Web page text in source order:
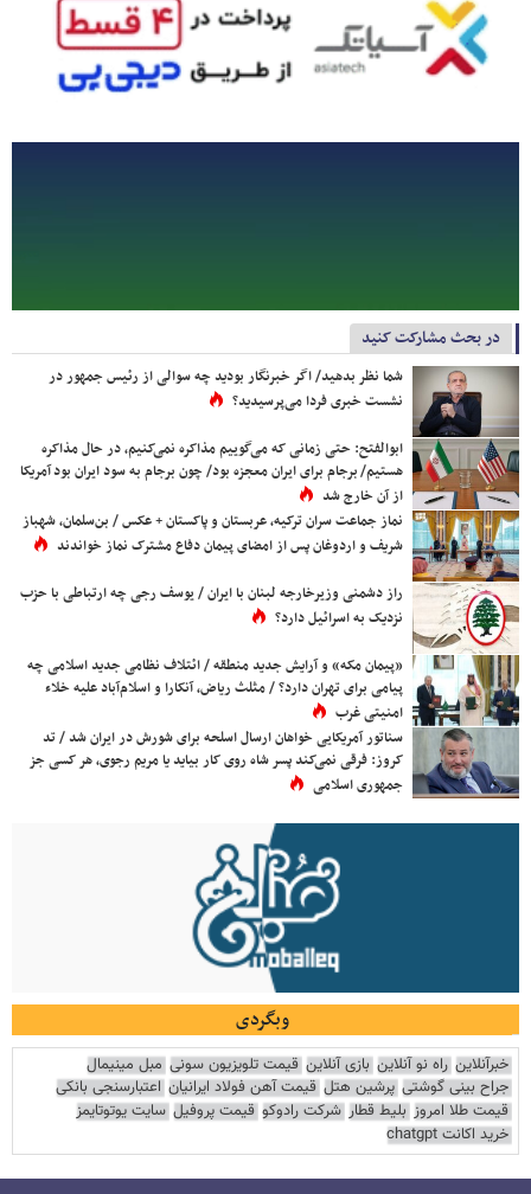
در بحث مشارکت کنید
شما نظر بدهید/ اگر خبرنگار بودید چه سوالی از رئیس جمهور در
نشست خبری فردا می‌پرسیدید؟
ابوالفتح: حتی زمانی که می‌گوییم مذاکره نمی‌کنیم، در حال مذاکره
هستیم/ برجام برای ایران معجزه بود/ چون برجام به سود ایران بود آمریکا
از آن خارج شد
نماز جماعت سران ترکیه، عربستان و پاکستان + عکس / بن‌سلمان، شهباز
شریف و اردوغان پس از امضای پیمان دفاع مشترک نماز خواندند
راز دشمنی وزیرخارجه لبنان با ایران / یوسف رجی چه ارتباطی با حزب
نزدیک به اسرائیل دارد؟
«پیمان مکه» و آرایش جدید منطقه / ائتلاف نظامی جدید اسلامی چه
پیامی برای تهران دارد؟ / مثلث ریاض، آنکارا و اسلام‌آباد علیه خلاء
امنیتی غرب
سناتور آمریکایی خواهان ارسال اسلحه برای شورش در ایران شد / تد
کروز: فرقی نمی‌کند پسر شاه روی کار بیاید یا مریم رجوی، هر کسی جز
جمهوری اسلامی
وبگردی
خبرآنلاین راه نو آنلاین بازی آنلاین قیمت تلویزیون سونی مبل مینیمال
جراح بینی گوشتی پرشین هتل قیمت آهن فولاد ایرانیان اعتبارسنجی بانکی
قیمت طلا امروز بلیط قطار شرکت رادوکو قیمت پروفیل سایت یوتوتایمز
خرید اکانت chatgpt